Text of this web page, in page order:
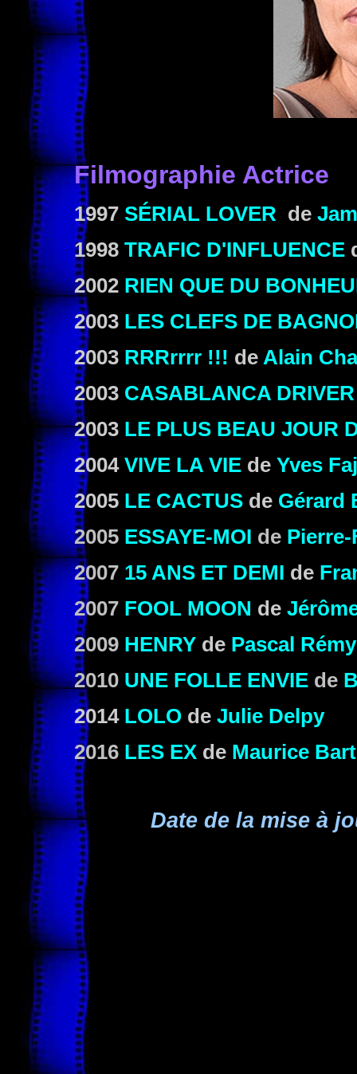
Filmographie Actrice
1997 SÉRIAL LOVER de
1998 TRAFIC D'INFLUENCE
2002 RIEN QUE DU
2003 LES CLEFS DE
2003 RRRrrrr !!! de Alain
2003 CASABLANCA DRIVER
2003 LE PLUS BEAU JOUR
2004 VIVE LA VIE de Yves
2005 LE CACTUS de Gérard
2005 ESSAYE-MOI de
2007 15 ANS ET DEMI de
2007 FOOL MOON de
2009 HENRY de Pascal Rémy
2010 UNE FOLLE ENVIE de
2014 LOLO de Julie Delpy
2016 LES EX de Maurice
Date de la mise à